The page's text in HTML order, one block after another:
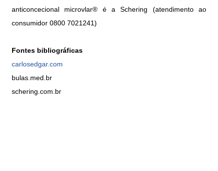
anticoncecional microvlar® é a Schering (atendimento ao
consumidor 0800 7021241)
Fontes bibliográficas
carlosedgar.com
bulas.med.br
schering.com.br